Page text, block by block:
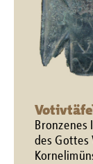
des Gottes